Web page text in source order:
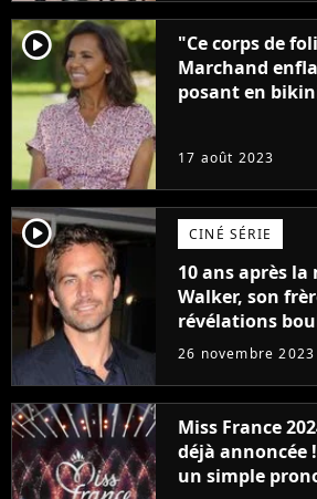
player2
"Ce corps de
Marchand
posant en
17 août 2023
player2 CINÉ SÉRIE
10 ans après
Walker, son
révélations
réaction des
26 novembre 2023
Miss France
déjà annoncée
un simple